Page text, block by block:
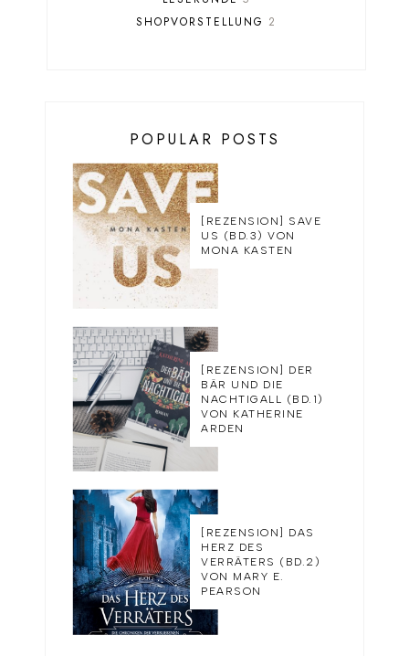
SHOPVORSTELLUNG 2
POPULAR POSTS
[REZENSION] SAVE
US (BD.3) VON
MONA KASTEN
[REZENSION] DER
BÄR UND DIE
NACHTIGALL (BD.1)
VON KATHERINE
ARDEN
[REZENSION] DAS
HERZ DES
VERRÄTERS (BD.2)
VON MARY E.
PEARSON